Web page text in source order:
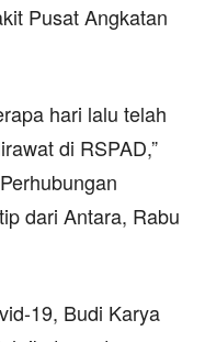
Pusat Angkatan
hari lalu telah
di RSPAD,”
dari Antara, Rabu
19, Budi Karya